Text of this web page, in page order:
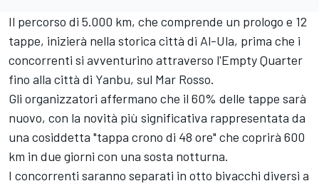
Il percorso di 5.000 km, che comprende un prologo e 12
tappe, inizierà nella storica città di Al-Ula, prima che i
concorrenti si avventurino attraverso l'Empty Quarter
fino alla città di Yanbu, sul Mar Rosso.
Gli organizzatori affermano che il 60% delle tappe sarà
nuovo, con la novità più significativa rappresentata da
una cosiddetta "tappa crono di 48 ore" che coprirà 600
km in due giorni con una sosta notturna.
I concorrenti saranno separati in otto bivacchi diversi a